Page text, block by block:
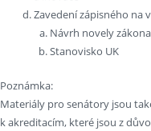
Zavedení zápisného na
Návrh novely
Stanovisko UK
Poznámka:
Materiály pro senátory jsou
k akreditacím, které jsou z